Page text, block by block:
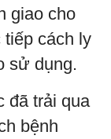
giao cho
tiếp cách ly
sử dụng.
đã trải qua
bệnh